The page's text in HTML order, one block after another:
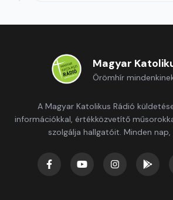
Magyar
Örömhír
A Magyar Katolikus Rádió
információkkal, értékközvetítő
szolgálja hallgatóit. Minden